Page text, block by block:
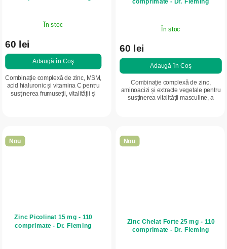
În stoc
60 lei
Adaugă în Coş
Combinație complexă de zinc, MSM,
acid hialuronic și vitamina C pentru
susținerea frumuseții, vitalității și
comprimate - Dr. Fleming
În stoc
60 lei
Adaugă în Coş
Combinație complexă de zinc,
aminoacizi și extracte vegetale pentru
susținerea vitalității masculine, a
Nou
Zinc Picolinat 15 mg - 110
comprimate - Dr. Fleming
Nou
Zinc Chelat Forte 25 mg - 110
comprimate - Dr. Fleming